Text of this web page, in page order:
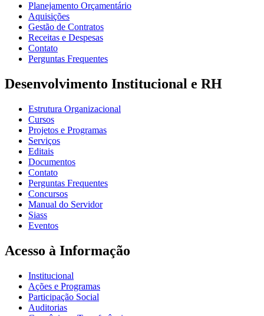
Planejamento Orçamentário
Aquisições
Gestão de Contratos
Receitas e Despesas
Contato
Perguntas Frequentes
Desenvolvimento Institucional e RH
Estrutura Organizacional
Cursos
Projetos e Programas
Serviços
Editais
Documentos
Contato
Perguntas Frequentes
Concursos
Manual do Servidor
Siass
Eventos
Acesso à Informação
Institucional
Ações e Programas
Participação Social
Auditorias